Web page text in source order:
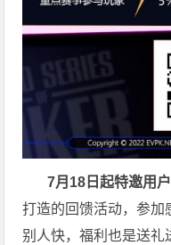
7月18日起特邀用户
打造的回馈活动，参加
别人快，福利也是送礼